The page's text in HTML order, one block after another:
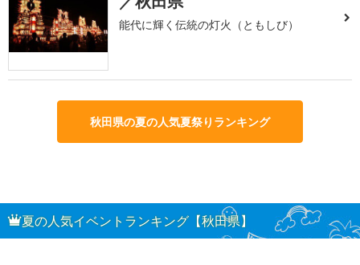
能代に輝く伝統の灯火（ともしび）
秋田県の夏の人気夏祭りランキング
夏の人気イベントランキング【秋田県】